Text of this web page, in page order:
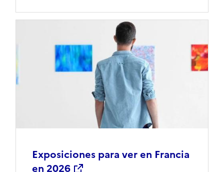
Exposiciones para ver en Francia
en 2026